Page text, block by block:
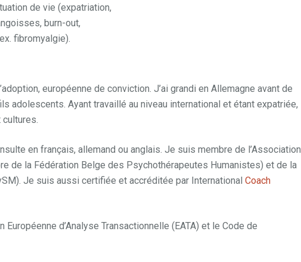
de vie (expatriation,
burn-out,
fibromyalgie).
européenne de conviction. J’ai grandi en Allemagne avant de
adolescents. Ayant travaillé au niveau international et étant expatriée,
en français, allemand ou anglais. Je suis membre de l’Association
de la Fédération Belge des Psychothérapeutes Humanistes) et de la
Je suis aussi certifiée et accréditée par International Coach
d’Analyse Transactionnelle (EATA) et le Code de